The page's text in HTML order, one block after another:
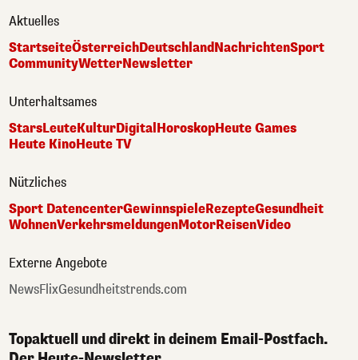
Aktuelles
StartseiteÖsterreichDeutschlandNachrichtenSport
CommunityWetterNewsletter
Unterhaltsames
StarsLeuteKulturDigital HoroskopHeute Games
Heute KinoHeute TV
Nützliches
Sport DatencenterGewinnspieleRezepteGesundheit
WohnenVerkehrsmeldungenMotorReisenVideo
Externe Angebote
NewsFlixGesundheitstrends.com
Topaktuell und direkt in deinem Email-Postfach.